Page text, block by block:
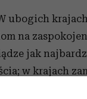
ubogich
na
jak
w krajach
już takiego